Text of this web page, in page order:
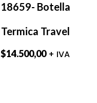
18659- Botella
Termica Travel
$14.500,00 + IVA